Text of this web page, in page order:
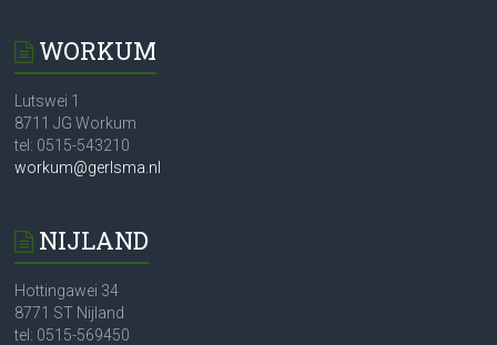
WORKUM
Lutswei 1
8711 JG Workum
tel: 0515-543210
workum@gerlsma.nl
NIJLAND
Hottingawei 34
8771 ST Nijland
tel: 0515-569450